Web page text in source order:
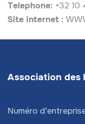
Telephone: +32 10
Site internet :
Association des
Numéro